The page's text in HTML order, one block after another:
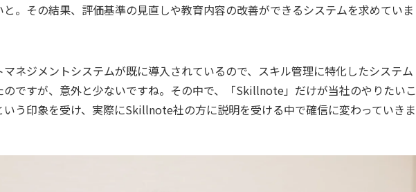
。その結果、評価基準の見直しや教育内容の改善ができるシステムを求めていま
ネジメントシステムが既に導入されているので、スキル管理に特化したシステム
のですが、意外と少ないですね。その中で、「Skillnote」だけが当社のやりたいこ
いう印象を受け、実際にSkillnote社の方に説明を受ける中で確信に変わっていきま